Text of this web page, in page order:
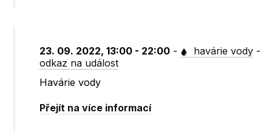
23. 09. 2022, 13:00 - 22:00 - havárie vody -
odkaz na událost
Havárie vody
Přejít na více informací